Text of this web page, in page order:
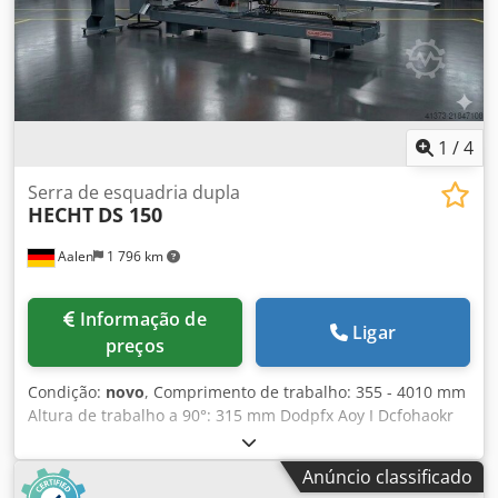
1 /4
Aalen 1 796 km
Serra de esquadria dupla
HECHT DS 150
preços
Ligar
Condição: novo, Comprimento de trabalho: 355 - 4010 mm
Altura de trabalho a 90°: 315 mm Dodpfx Aoy I Dcfohaokr
Giratório 45°/90°/45° 0 Peso: 2050 kg Altura de corte a 45°:
230 mm Hecht Wegoma Serra de Duplo Inglete DS150
Serra universal de duplo inglete para PVC, alumínio e
Anúncio classificado